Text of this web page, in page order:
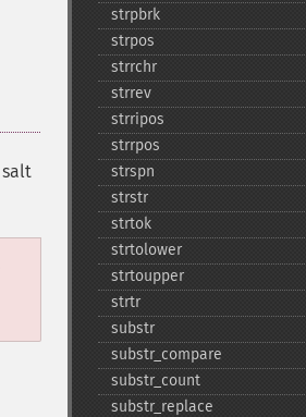
salt
strpbrk
strpos
strrchr
strrev
strripos
strrpos
strspn
strstr
strtok
strtolower
strtoupper
strtr
substr
substr_​compare
substr_​count
substr_​replace